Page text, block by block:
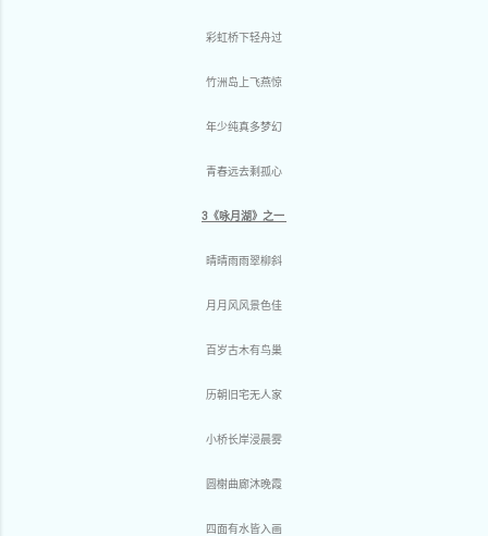
彩虹桥下轻舟过
竹洲岛上飞燕惊
年少纯真多梦幻
青春远去剩孤心
3《咏月湖》之一
晴晴雨雨翠柳斜
月月风风景色佳
百岁古木有鸟巢
历朝旧宅无人家
小桥长岸浸晨雾
圆榭曲廊沐晚霞
四面有水皆入画